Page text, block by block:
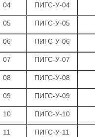
04 ПИГС-У-04
05 ПИГС-У-05
06 ПИГС-У-06
07 ПИГС-У-07
08 ПИГС-У-08
09 ПИГС-У-09
10 ПИГС-У-10
11 ПИГС-У-11